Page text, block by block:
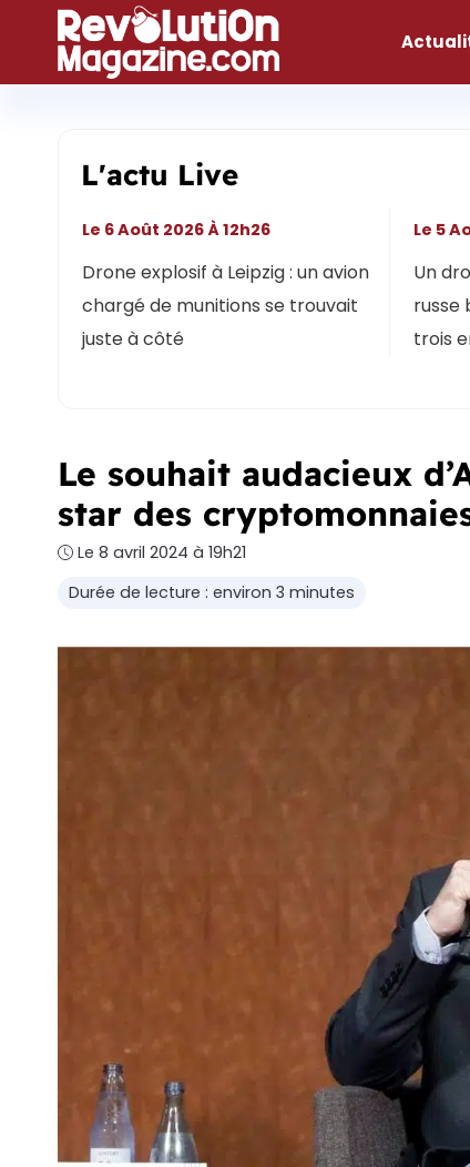
contenu
L'actu Live
Drone explosif à Leipzig : un avion
chargé de munitions se trouvait
juste à côté
Le 6 Août 2026 À 12h26
Un
russe
trois
Le 5
Le souhait audacieux
star des
Le 8 avril 2024 à 19h21
Durée de lecture : environ 3 minutes